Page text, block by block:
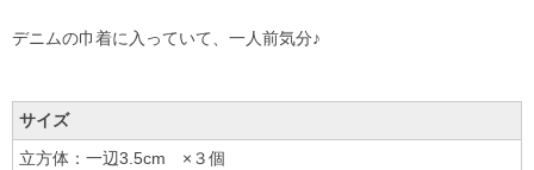
デニムの巾着に入っていて、一人前気分♪
サイズ
立方体：一辺3.5cm ×３個